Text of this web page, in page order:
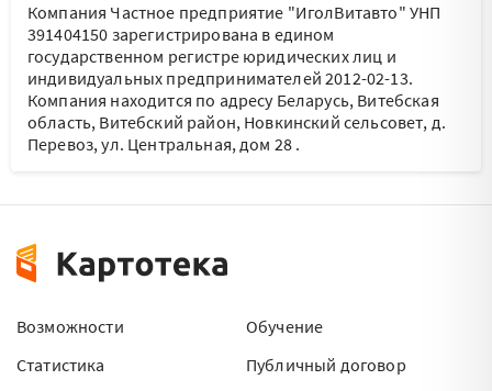
Компания Частное предприятие "ИголВитавто" УНП
391404150 зарегистрирована в едином
государственном регистре юридических лиц и
индивидуальных предпринимателей 2012-02-13.
Компания находится по адресу Беларусь, Витебская
область, Витебский район, Новкинский сельсовет, д.
Перевоз, ул. Центральная, дом 28 .
Возможности
Статистика
Обучение
Публичный договор